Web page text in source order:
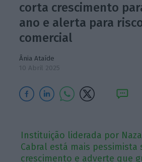
corta crescimento
ano e alerta para
comercial
Ânia Ataíde
10 Abril 2025
Instituição liderada por
Cabral está mais pessimista
crescimento e adverte que